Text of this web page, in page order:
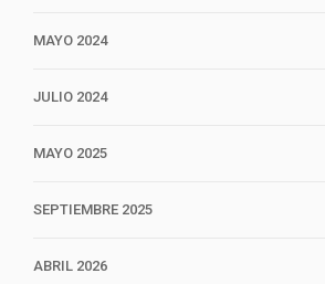
MAYO 2024
JULIO 2024
MAYO 2025
SEPTIEMBRE 2025
ABRIL 2026